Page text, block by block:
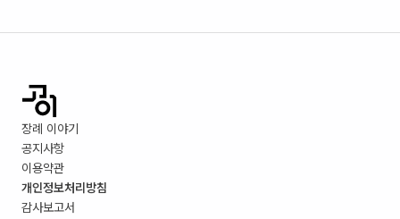
장례 이야기
공지사항
이용약관
개인정보처리방침
감사보고서